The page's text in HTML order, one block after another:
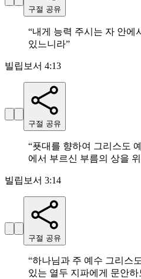
구절 공유
“내게 능력 주시는 자 안에
있느니라”
빌립보서 4:13
구절 공유
“푯대를 향하여 그리스도
에서 부르신 부름의 상을
빌립보서 3:14
구절 공유
“하나님과 주 예수 그리스
있는 열두 지파에게 문안하